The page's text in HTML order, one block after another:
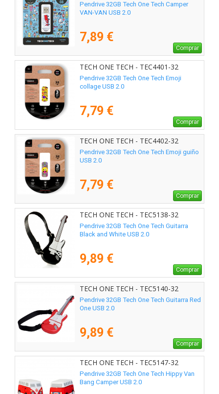
Pendrive 32GB Tech One Tech Camper
VAN-VAN USB 2.0
7,89 €
Comprar
TECH ONE TECH - TEC4401-32
Pendrive 32GB Tech One Tech Emoji
collage USB 2.0
7,79 €
Comprar
TECH ONE TECH - TEC4402-32
Pendrive 32GB Tech One Tech Emoji guiño
USB 2.0
7,79 €
Comprar
TECH ONE TECH - TEC5138-32
Pendrive 32GB Tech One Tech Guitarra
Black and White USB 2.0
9,89 €
Comprar
TECH ONE TECH - TEC5140-32
Pendrive 32GB Tech One Tech Guitarra Red
One USB 2.0
9,89 €
Comprar
TECH ONE TECH - TEC5147-32
Pendrive 32GB Tech One Tech Hippy Van
Bang Camper USB 2.0